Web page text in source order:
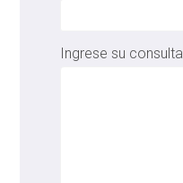
Ingrese su consulta